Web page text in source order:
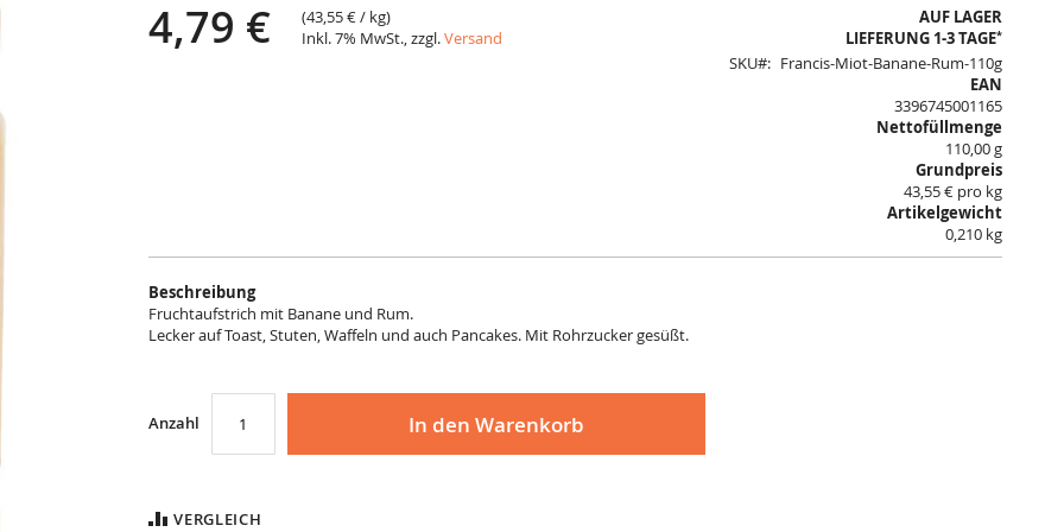
4,79 € (43,55 €/ kg)
Inkl. 7% MwSt., zzgl.Versand
AUF LAGER
LIEFERUNG 1-3 TAGE*
SKU
Francis-Miot-Banane-Rum-110g
EAN
3396745001165
Nettofüllmenge
110,00 g
Grundpreis
43,55 € pro kg
Artikelgewicht
0,210 kg
Beschreibung
Fruchtaufstrich mit Banane und Rum.
Lecker auf Toast, Stuten, Waffeln und auch Pancakes. Mit Rohrzucker gesüßt.
Anzahl In den Warenkorb
VERGLEICH